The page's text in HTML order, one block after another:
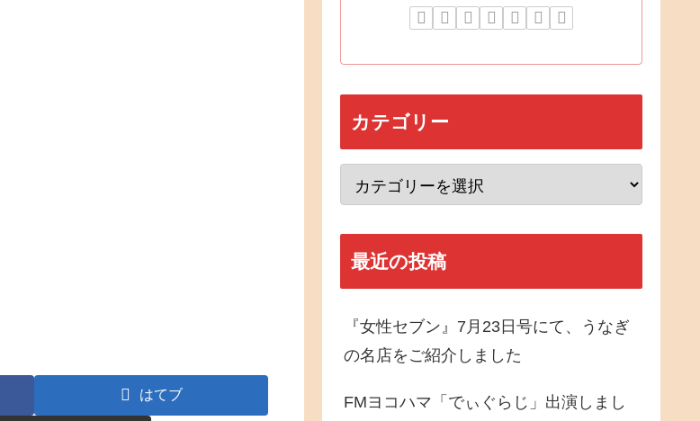
はてブ
カテゴリー
最近の投稿
『女性セブン』7月23日号にて、うなぎ
の名店をご紹介しました
FMヨコハマ「でぃぐらじ」出演しまし